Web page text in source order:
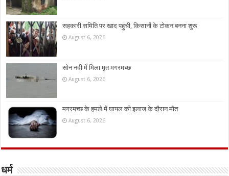
सहकारी समिति पर खाद पहुंची, किसानों के टोकन बनना शुरू
August 6, 2026
सोन नदी में मिला मृत मगरमच्छ
August 6, 2026
मगरमच्छ के हमले में घायल की इलाज के दौरान मौत
August 6, 2026
धर्म